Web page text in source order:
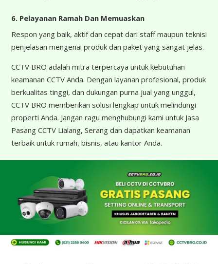
6. Pelayanan Ramah Dan Memuaskan
Respon yang baik, aktif dan cepat dari staff maupun teknisi
penjelasan mengenai produk dan paket yang sangat jelas.
CCTV BRO adalah mitra terpercaya untuk kebutuhan
keamanan CCTV Anda. Dengan layanan profesional, produk
berkualitas tinggi, dan dukungan purna jual yang unggul,
CCTV BRO memberikan solusi lengkap untuk melindungi
properti Anda. Jangan ragu menghubungi kami untuk Jasa
Pasang CCTV Lialang, Serang dan dapatkan keamanan
terbaik untuk rumah, bisnis, atau kantor Anda.